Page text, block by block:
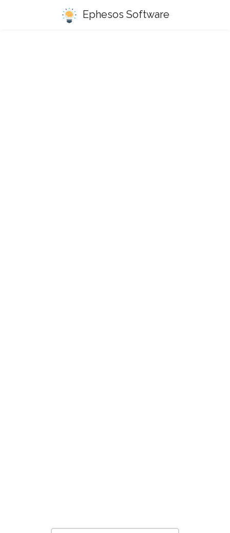
Ephesos Software